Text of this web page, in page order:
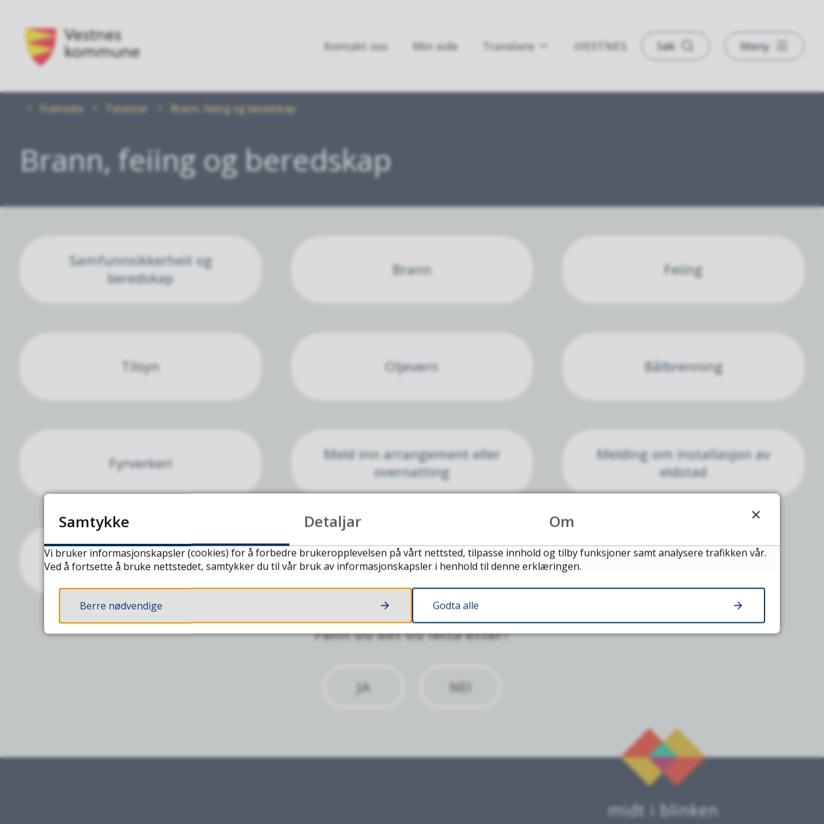
Kontakt oss Min side Translate iVESTNES Søk Meny
Framsida Tenester Brann, feiing og beredskap
Brann, feiing og beredskap
Samfunnsikkerheit og
beredskap
Brann Feiing
Tilsyn Oljevern Bålbrenning
Fyrverkeri
Meld inn arrangement eller
overnatting
Melding om installasjon av
eldstad
Politikontakt
Fann du det du leita etter?
JA NEI
Samtykke Detaljar Om
Vi bruker informasjonskapsler (cookies) for å forbedre brukeropplevelsen på vårt nettsted, tilpasse innhold og tilby funksjoner samt analysere trafikken vår.
Ved å fortsette å bruke nettstedet, samtykker du til vår bruk av informasjonskapsler i henhold til denne erklæringen.
Berre nødvendige Godta alle